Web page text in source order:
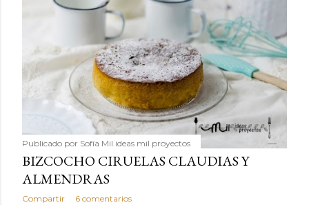
Publicado por Sofía Mil ideas mil proyectos
BIZCOCHO CIRUELAS CLAUDIAS Y
ALMENDRAS
Compartir 6 comentarios